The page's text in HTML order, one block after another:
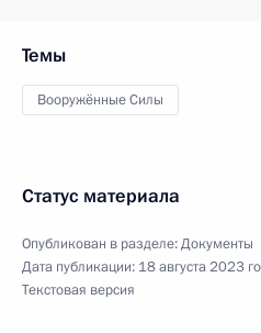
Темы
Вооружённые Силы
Статус материала
Опубликован в разделе:Документы
Дата публикации: 18 августа 2023
Текстовая версия